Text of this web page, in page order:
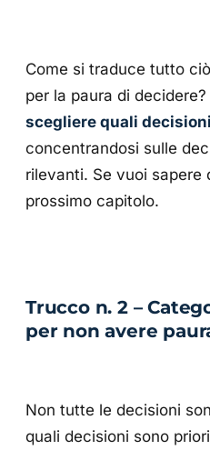
Come si traduce tutto
per la paura di
scegliere quali
concentrandosi sulle
rilevanti. Se vuoi sapere
prossimo capitolo.
Trucco n. 2 –
per non avere
Non tutte le decisioni
quali decisioni sono